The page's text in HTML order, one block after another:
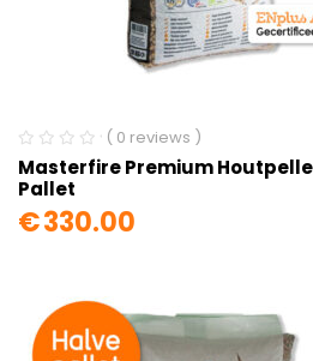
( 0 reviews )
Masterfire Premium
Pallet
€330.00